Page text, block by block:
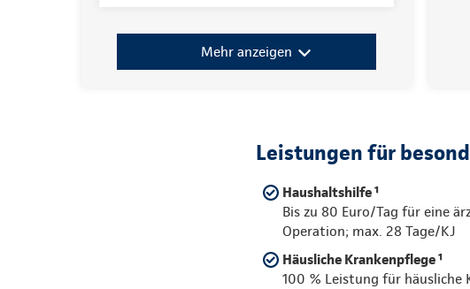
Mehr anzeigen
Leistungen für
Haushaltshilfe¹
Bis zu 80 Euro/Tag für eine
Operation; max. 28 Tage/KJ
Häusliche Krankenpflege¹
100 % Leistung für häusliche